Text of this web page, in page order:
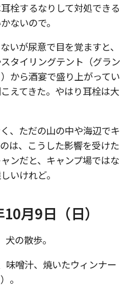
栓するなりして対処できる
ないので。
いが尿意で目を覚ますと、
タイリングテント（グラン
から酒宴で盛り上がってい
えてきた。やはり耳栓は大
、ただの山の中や海辺でキ
は、こうした影響を受けた
ンだと、キャンプ場ではな
いけれど。
月9日（日）
の散歩。
味噌汁、焼いたウィンナー
。